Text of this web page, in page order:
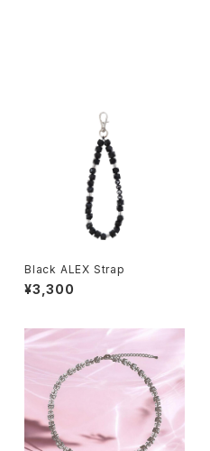
Black ALEX Strap
¥3,300